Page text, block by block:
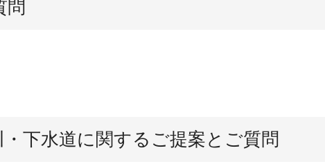
問
・下水道に関するご提案とご質問